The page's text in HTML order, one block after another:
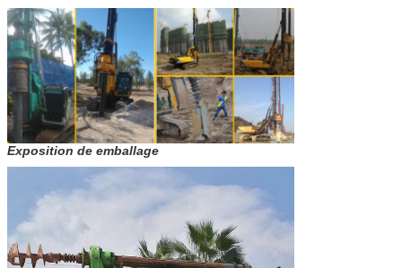
Largeur
fonctionnante
2700 millimètres
Taille de transport Taille de transport3250 millimètres
Largeur de
transport
2700 millimètres
Longueur de
transport
9150 millimètres
Poids total Poids global 24 t
Exposition de emballage